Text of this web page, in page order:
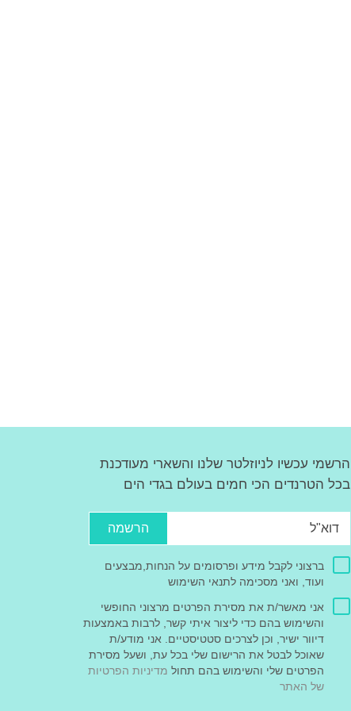
הרשמי עכשיו לניוזלטר שלנו והשארי מעודכנת
בכל הטרנדים הכי חמים בעולם בגדי הים
הרשמה
ברצוני לקבל מידע ופרסומים על הנחות,מבצעים
ועוד, ואני מסכימה לתנאי השימוש
אני מאשר/ת את מסירת הפרטים מרצוני החופשי
והשימוש בהם כדי ליצור איתי קשר, לרבות באמצעות
דיוור ישיר, וכן לצרכים סטטיסטיים. אני מודע/ת
שאוכל לבטל את הרישום שלי בכל עת, ושעל מסירת
הפרטים שלי והשימוש בהם תחול מדיניות הפרטיות
של האתר